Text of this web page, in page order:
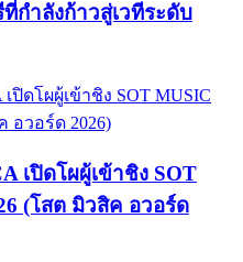
กำลังก้าวสู่เวทีระดับ
เปิดโผผู้เข้าชิง SOT
(โสต มิวสิค อวอร์ด